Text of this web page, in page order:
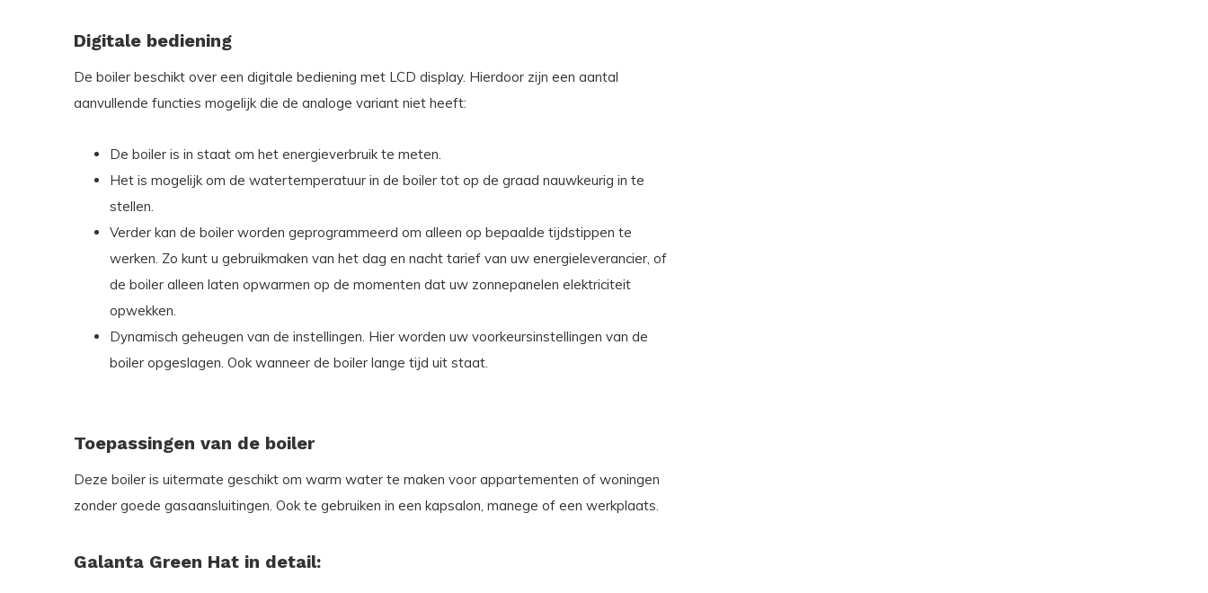
Digitale bediening
De boiler beschikt over een digitale bediening met LCD display. Hierdoor zijn een aantal
aanvullende functies mogelijk die de analoge variant niet heeft:
De boiler is in staat om het energieverbruik te meten.
Het is mogelijk om de watertemperatuur in de boiler tot op de graad nauwkeurig in te
stellen.
Verder kan de boiler worden geprogrammeerd om alleen op bepaalde tijdstippen te
werken. Zo kunt u gebruikmaken van het dag en nacht tarief van uw energieleverancier, of
de boiler alleen laten opwarmen op de momenten dat uw zonnepanelen elektriciteit
opwekken.
Dynamisch geheugen van de instellingen. Hier worden uw voorkeursinstellingen van de
boiler opgeslagen. Ook wanneer de boiler lange tijd uit staat.
Toepassingen van de boiler
Deze boiler is uitermate geschikt om warm water te maken voor appartementen of woningen
zonder goede gasaansluitingen. Ook te gebruiken in een kapsalon, manege of een werkplaats.
Galanta Green Hat in detail: